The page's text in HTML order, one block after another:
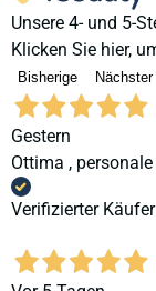
Unsere 4- und 5-
Klicken Sie hier,
Bisherige Nächster
Gestern
Ottima ,
Verifizierter Käufer